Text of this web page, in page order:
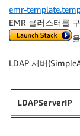
emr-
EMR 클러스터를
LDAP 서버
LDAPServerIP